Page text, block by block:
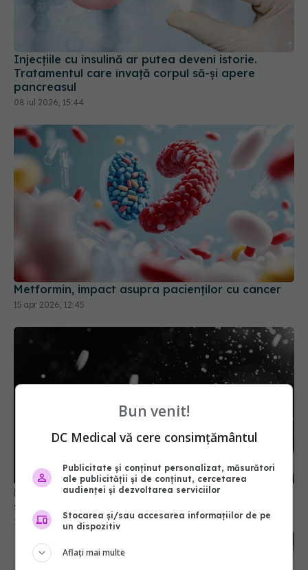
Injecțiile cu insulină ar putea deveni istorie.
Tratamentul care învață corpul să-și apere
pancreasul
08 iul 2026, 15:44
Metformin, impact asupra pacienților cu cancer
15 apr 2026, 12:45
Medicamentul comun care duce la anemie și
slăbește oasele
12 feb 2026, 17:23
Bun venit!
DC Medical vă cere consimțământul
Publicitate și conținut personalizat, măsurători
ale publicității și de conținut, cercetarea
audienței și dezvoltarea serviciilor
Stocarea și/sau accesarea informațiilor de pe
un dispozitiv
Aflați mai multe